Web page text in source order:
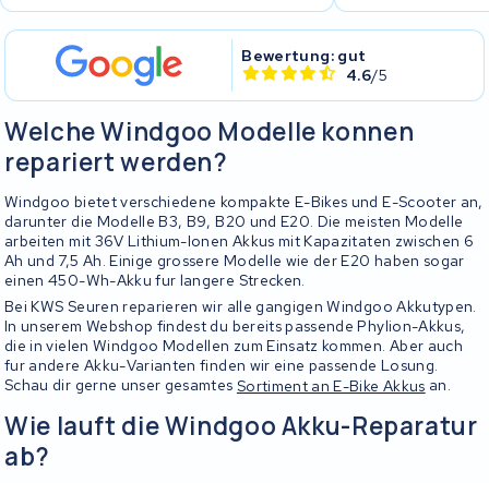
Bewertung: gut
4.6/5
Welche Windgoo Modelle konnen
repariert werden?
Windgoo bietet verschiedene kompakte E-Bikes und E-Scooter an,
darunter die Modelle B3, B9, B20 und E20. Die meisten Modelle
arbeiten mit 36V Lithium-Ionen Akkus mit Kapazitaten zwischen 6
Ah und 7,5 Ah. Einige grossere Modelle wie der E20 haben sogar
einen 450-Wh-Akku fur langere Strecken.
Bei KWS Seuren reparieren wir alle gangigen Windgoo Akkutypen.
In unserem Webshop findest du bereits passende Phylion-Akkus,
die in vielen Windgoo Modellen zum Einsatz kommen. Aber auch
fur andere Akku-Varianten finden wir eine passende Losung.
Schau dir gerne unser gesamtes Sortiment an E-Bike Akkus an.
Wie lauft die Windgoo Akku-Reparatur
ab?